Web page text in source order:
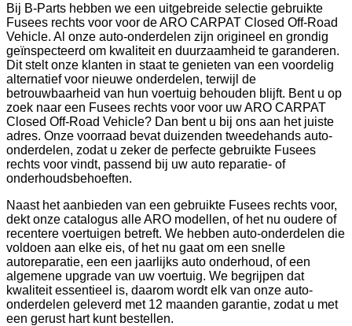
Bij B-Parts hebben we een uitgebreide selectie gebruikte
Fusees rechts voor voor de ARO CARPAT Closed Off-Road
Vehicle. Al onze auto-onderdelen zijn origineel en grondig
geïnspecteerd om kwaliteit en duurzaamheid te garanderen.
Dit stelt onze klanten in staat te genieten van een voordelig
alternatief voor nieuwe onderdelen, terwijl de
betrouwbaarheid van hun voertuig behouden blijft. Bent u op
zoek naar een Fusees rechts voor voor uw ARO CARPAT
Closed Off-Road Vehicle? Dan bent u bij ons aan het juiste
adres. Onze voorraad bevat duizenden tweedehands auto-
onderdelen, zodat u zeker de perfecte gebruikte Fusees
rechts voor vindt, passend bij uw auto reparatie- of
onderhoudsbehoeften.
Naast het aanbieden van een gebruikte Fusees rechts voor,
dekt onze catalogus alle ARO modellen, of het nu oudere of
recentere voertuigen betreft. We hebben auto-onderdelen die
voldoen aan elke eis, of het nu gaat om een snelle
autoreparatie, een een jaarlijks auto onderhoud, of een
algemene upgrade van uw voertuig. We begrijpen dat
kwaliteit essentieel is, daarom wordt elk van onze auto-
onderdelen geleverd met 12 maanden garantie, zodat u met
een gerust hart kunt bestellen.